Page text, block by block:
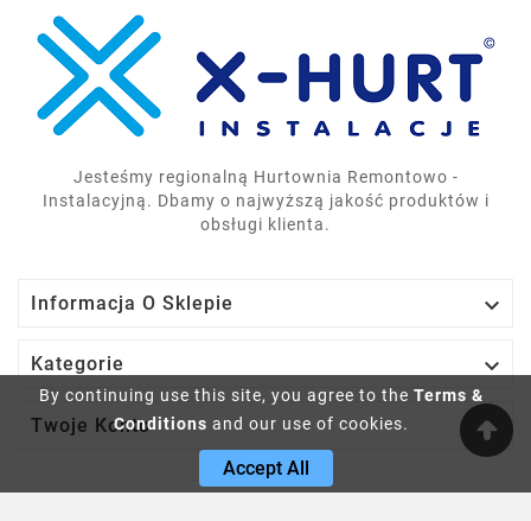
By continuing use this site, you agree to the Terms &
Conditions and our use of cookies.
Accept All
Jesteśmy regionalną Hurtownia Remontowo -
Instalacyjną. Dbamy o najwyższą jakość produktów i
obsługi klienta.
Informacja O Sklepie 
Kategorie 
Twoje Konto 